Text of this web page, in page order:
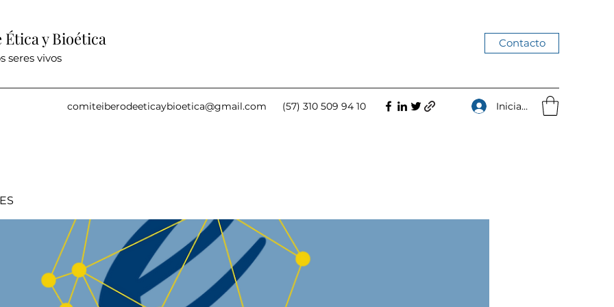
y Bioética
seres vivos
Contacto
comiteiberodeeticaybioetica@gmail.com (57) 310 509 94 10 Iniciar sesión